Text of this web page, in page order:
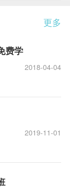
更多
费学
2018-04-04
2019-11-01